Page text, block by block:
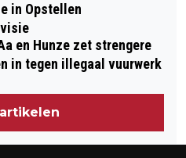
in Opstellen
en Hunze zet strengere
in tegen illegaal vuurwerk